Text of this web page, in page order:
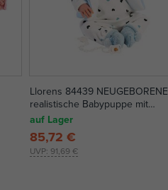
Llorens 84439
realistische Babypuppe mit
Geräuschen und weichem
Stoffkörper - 44 cm
auf Lager
UVP: 91,69 €
85,72 €